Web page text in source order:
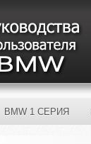
BMW 1 СЕРИЯ